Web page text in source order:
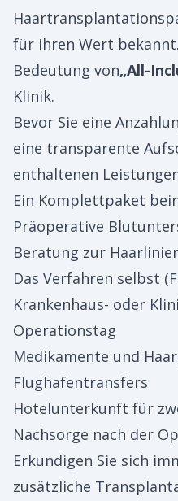
für ihren Wert
Bedeutung von„All-
Klinik.
Bevor Sie eine
eine transparente
enthaltenen
Ein Komplettpaket
Präoperative
Beratung zur
Das Verfahren selbst
Krankenhaus- oder
Operationstag
Medikamente und
Flughafentransfers
Hotelunterkunft für
Nachsorge nach der
Erkundigen Sie sich
zusätzliche